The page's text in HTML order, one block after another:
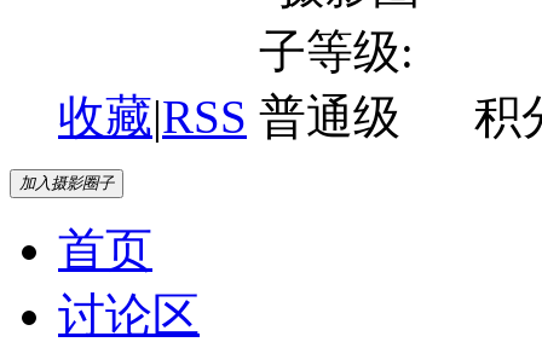
收藏|RSS 积
加入摄影圈子
首页
讨论区